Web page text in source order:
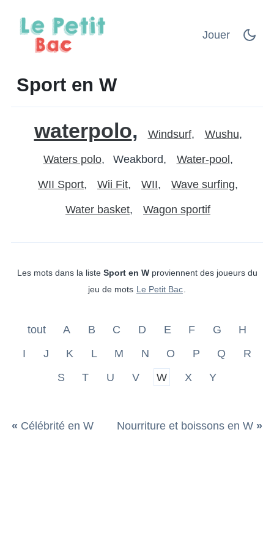
Jouer
Sport en W
waterpolo Windsurf Wushu
Waters polo Weakbord Water-pool
WII Sport Wii Fit WII Wave surfing
Water basket Wagon sportif
Les mots dans la liste Sport en Wproviennent des joueurs du
jeu de mots Le Petit Bac
tout A B C D E F G
H
I
J K L M N O P Q
R
S
T U V W X Y
« Célébrité en W Nourriture et boissons en W »